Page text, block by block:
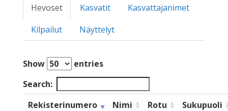
Hevoset Kasvatit
Kasvattajanimet
Kilpailut
Näyttelyt
Show
entries
Search:
Rekisterinumero
Nimi Rotu
Sukupuoli